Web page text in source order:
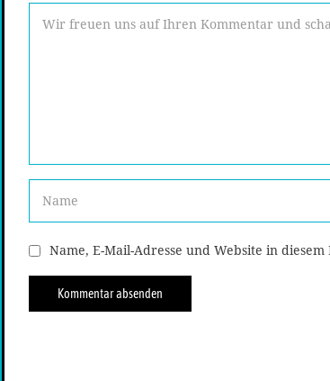
Name, E-Mail-Adresse und Website in